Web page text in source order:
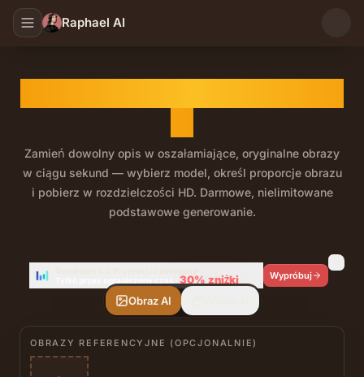
Raphael AI
Zamień dowolny opis w oszałamiające, oryginalne obrazy
w ciągu sekund — wybierz model, określ proporcje obrazu
i pobierz w rozdzielczości HD. Darmowe, nielimitowane
podstawowe generowanie.
Obraz AI
OBRAZY REFERENCYJNE (OPCJONALNIE)
30% zniżki Wypróbuj